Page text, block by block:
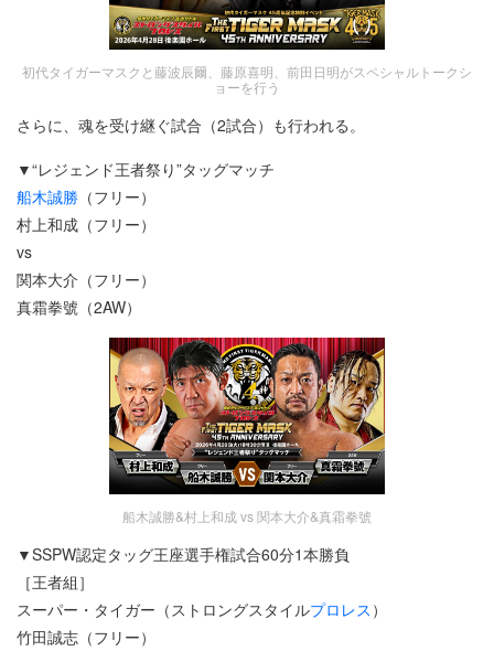
初代タイガーマスクと藤波辰爾、藤原喜明、前田日明がスペシャルトークシ
ョーを行う
さらに、魂を受け継ぐ試合（2試合）も行われる。
▼“レジェンド王者祭り”タッグマッチ
船木誠勝 （フリー）
村上和成（フリー）
vs
関本大介（フリー）
真霜拳號（2AW）
船木誠勝&村上和成 vs 関本大介&真霜拳號
▼SSPW認定タッグ王座選手権試合60分1本勝負
［王者組］
スーパー・タイガー（ストロングスタイルプロレス ）
竹田誠志（フリー）